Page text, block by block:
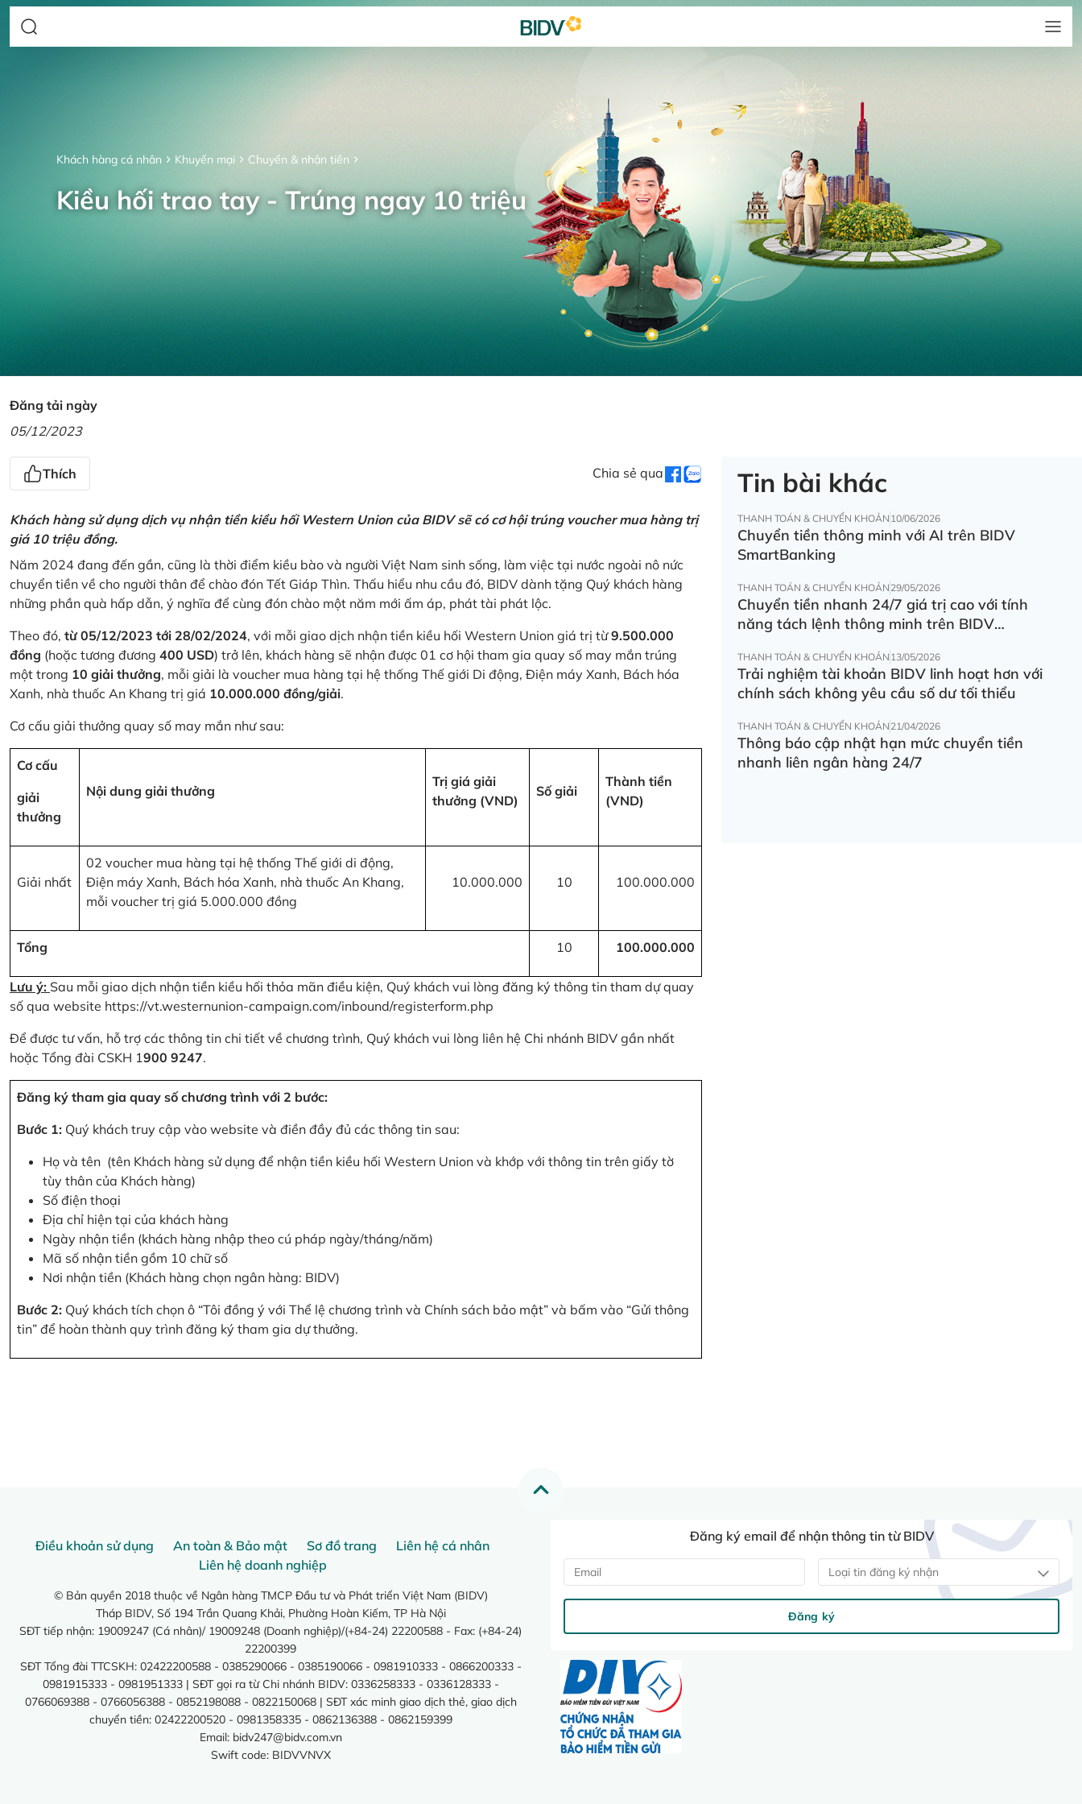
Khách hàng cá nhân Khuyến mại Chuyển & nhận tiền
Kiều hối trao tay - Trúng ngay 10 triệu
Đăng tải ngày
05/12/2023
Thích Chia sẻ qua
Khách hàng sử dụng dịch vụ nhận tiền kiều hối Western Union của BIDV sẽ có cơ hội trúng voucher mua hàng trị
giá 10 triệu đồng.
Năm 2024 đang đến gần, cũng là thời điểm kiều bào và người Việt Nam sinh sống, làm việc tại nước ngoài nô nức
chuyển tiền về cho người thân để chào đón Tết Giáp Thìn. Thấu hiểu nhu cầu đó, BIDV dành tặng Quý khách hàng
những phần quà hấp dẫn, ý nghĩa để cùng đón chào một năm mới ấm áp, phát tài phát lộc.
Theo đó, từ 05/12/2023 tới 28/02/2024, với mỗi giao dịch nhận tiền kiều hối Western Union giá trị từ9.500.000
đồng (hoặc tương đương 400 USD) trở lên, khách hàng sẽ nhận được 01 cơ hội tham gia quay số may mắn trúng
một trong 10 giải thưởng, mỗi giải là voucher mua hàng tại hệ thống Thế giới Di động, Điện máy Xanh, Bách hóa
Xanh, nhà thuốc An Khang trị giá 10.000.000 đồng/giải.
Cơ cấu giải thưởng quay số may mắn như sau:
Cơ cấu
giải
thưởng
Nội dung giải thưởng
Trị giá giải
thưởng (VND)
Số giải
Thành tiền
(VND)
Giải nhất
02 voucher mua hàng tại hệ thống Thế giới di động,
Điện máy Xanh, Bách hóa Xanh, nhà thuốc An Khang,
mỗi voucher trị giá 5.000.000 đồng
10.000.000 10 100.000.000
Tổng 10 100.000.000
Lưu ý: Sau mỗi giao dịch nhận tiền kiều hối thỏa mãn điều kiện, Quý khách vui lòng đăng ký thông tin tham dự quay
số qua website https://vt.westernunion-campaign.com/inbound/registerform.php
Để được tư vấn, hỗ trợ các thông tin chi tiết về chương trình, Quý khách vui lòng liên hệ Chi nhánh BIDV gần nhất
hoặc Tổng đài CSKH 1900 9247.
Đăng ký tham gia quay số chương trình với 2 bước:
Bước 1: Quý khách truy cập vào website và điền đầy đủ các thông tin sau:
Họ và tên (tên Khách hàng sử dụng để nhận tiền kiều hối Western Union và khớp với thông tin trên giấy tờ
tùy thân của Khách hàng)
Số điện thoại
Địa chỉ hiện tại của khách hàng
Ngày nhận tiền (khách hàng nhập theo cú pháp ngày/tháng/năm)
Mã số nhận tiền gồm 10 chữ số
Nơi nhận tiền (Khách hàng chọn ngân hàng: BIDV)
Bước 2: Quý khách tích chọn ô “Tôi đồng ý với Thể lệ chương trình và Chính sách bảo mật” và bấm vào “Gửi thông
tin” để hoàn thành quy trình đăng ký tham gia dự thưởng.
Tin bài khác
THANH TOÁN & CHUYỂN KHOẢN 10/06/2026
Chuyển tiền thông minh với AI trên BIDV
SmartBanking
THANH TOÁN & CHUYỂN KHOẢN 29/05/2026
Chuyển tiền nhanh 24/7 giá trị cao với tính
năng tách lệnh thông minh trên BIDV
THANH TOÁN & CHUYỂN KHOẢN 13/05/2026
Trải nghiệm tài khoản BIDV linh hoạt hơn với
chính sách không yêu cầu số dư tối thiểu
THANH TOÁN & CHUYỂN KHOẢN 21/04/2026
Thông báo cập nhật hạn mức chuyển tiền
nhanh liên ngân hàng 24/7
Điều khoản sử dụng An toàn & Bảo mật Sơ đồ trang
Liên hệ cá nhân
Liên hệ doanh nghiệp
© Bản quyền 2018 thuộc về Ngân hàng TMCP Đầu tư và Phát triển Việt Nam (BIDV)
Tháp BIDV, Số 194 Trần Quang Khải, Phường Hoàn Kiếm, TP Hà Nội
SĐT tiếp nhận: 19009247 (Cá nhân)/ 19009248 (Doanh nghiệp)/(+84-24) 22200588 - Fax: (+84-24)
22200399
SĐT Tổng đài TTCSKH: 02422200588 - 0385290066 - 0385190066 - 0981910333 - 0866200333 -
0981915333 - 0981951333 | SĐT gọi ra từ Chi nhánh BIDV: 0336258333 - 0336128333 -
0766069388 - 0766056388 - 0852198088 - 0822150068 | SĐT xác minh giao dịch thẻ, giao dịch
chuyển tiền: 02422200520 - 0981358335 - 0862136388 - 0862159399
Email: bidv247@bidv.com.vn
Swift code: BIDVVNVX
Đăng ký email để nhận thông tin từ BIDV
Loại tin đăng ký nhận
Đăng ký